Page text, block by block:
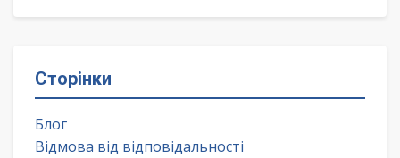
Сторінки
Блог
Відмова від відповідальності